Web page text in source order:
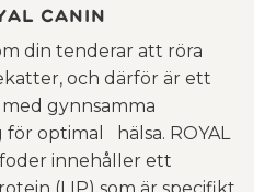
Canin
din tenderar att röra
och därför är ett
gynnsamma
optimal hälsa. ROYAL
innehåller ett